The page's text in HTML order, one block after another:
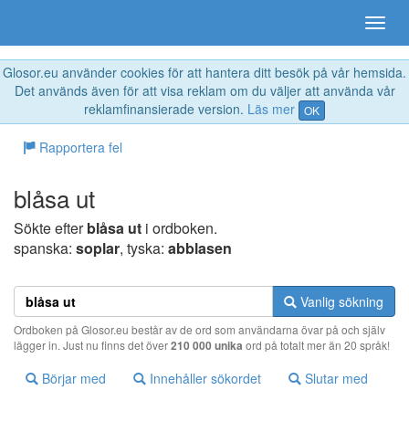
Glosor.eu använder cookies för att hantera ditt besök på vår hemsida.
Det används även för att visa reklam om du väljer att använda vår
reklamfinansierade version. Läs mer OK
Rapportera fel
blåsa ut
Sökte efterblåsa ut i ordboken.
spanska: soplar, tyska: abblasen
Vanlig sökning
Ordboken på Glosor.eu består av de ord som användarna övar på och själv
lägger in. Just nu finns det över210 000 unika ord på totalt mer än 20 språk!
Börjar med Innehåller sökordet Slutar med